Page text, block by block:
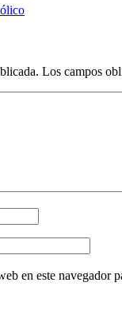
Los campos
en este navegador